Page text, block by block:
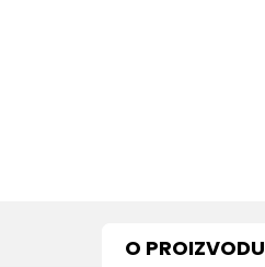
O PROIZVODU